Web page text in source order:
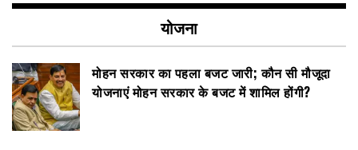
योजना
मोहन सरकार का पहला बजट जारी; कौन सी मौजूदा
योजनाएं मोहन सरकार के बजट में शामिल होंगी?